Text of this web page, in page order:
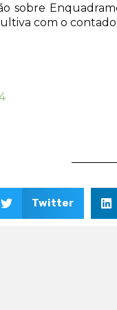
sobre
com o
Twitter